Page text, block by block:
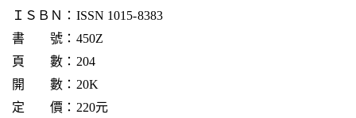
ＩＳＢＮ：ISSN 1015-8383
書 號：450Z
頁 數：204
開 數：20K
定 價：220元